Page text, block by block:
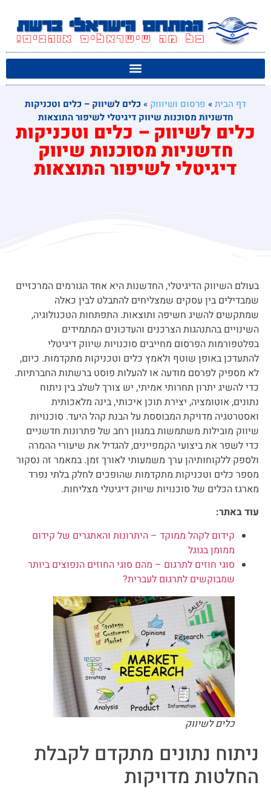
דף הבית» פרסום ושיוווק » כלים לשיווק – כלים וטכניקות
חדשניות מסוכנות שיווק דיגיטלי לשיפור התוצאות
כלים לשיווק – כלים וטכניקות
חדשניות מסוכנות שיווק
דיגיטלי לשיפור התוצאות
בעולם השיווק הדיגיטלי, החדשנות היא אחד הגורמים המרכזיים
שמבדילים בין עסקים שמצליחים להתבלט לבין כאלה
שמתקשים להשיג חשיפה ותוצאות. התפתחות הטכנולוגיה,
השינויים בהתנהגות הצרכנים והעדכונים המתמידים
בפלטפורמות הפרסום מחייבים סוכנויות שיווק דיגיטלי
להתעדכן באופן שוטף ולאמץ כלים וטכניקות מתקדמות. כיום,
לא מספיק לפרסם מודעה או להעלות פוסט ברשתות החברתיות.
כדי להשיג יתרון תחרותי אמיתי, יש צורך לשלב בין ניתוח
נתונים, אוטומציה, יצירת תוכן איכותי, בינה מלאכותית
ואסטרטגיה מדויקת המבוססת על הבנת קהל היעד. סוכנויות
שיווק מובילות משתמשות במגוון רחב של פתרונות חדשניים
כדי לשפר את ביצועי הקמפיינים, להגדיל את שיעורי ההמרה
ולספק ללקוחותיהן ערך משמעותי לאורך זמן. במאמר זה נסקור
מספר כלים וטכניקות מתקדמות שהופכים לחלק בלתי נפרד
מארגז הכלים של סוכנויות שיווק דיגיטלי מצליחות.
עוד באתר:
קידום לקהל ממוקד – היתרונות והאתגרים של קידום
ממומן בגוגל
סוגי חוזים לתרגום – מהם סוגי החוזים הנפוצים ביותר
שמבוקשים לתרגום לעברית?
כלים לשיווק
ניתוח נתונים מתקדם לקבלת
החלטות מדויקות